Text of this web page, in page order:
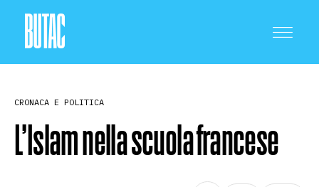
CRONACA E POLITICA
L’Islam nella scuola francese